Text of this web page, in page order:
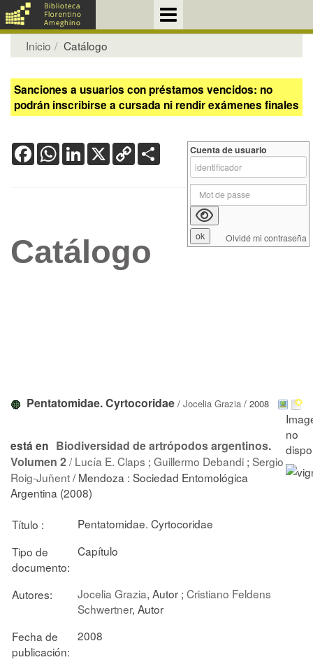
Inicio Catálogo
Sanciones a usuarios con préstamos vencidos: no
podrán inscribirse a cursada ni rendir exámenes finales
FacebookWhatsApp
LinkedIn
X Copy
Link
Catálogo
Pentatomidae. Cyrtocoridae / Jocelia Grazia / 2008
está en Biodiversidad de artrópodos argentinos.
Volumen 2/Lucía E. Claps ; Guillermo Debandi ; Sergio
Roig-Juñent/ Mendoza : Sociedad Entomológica
Argentina (2008)
Título :
Pentatomidae. Cyrtocoridae
Tipo de
documento:
Capítulo
Autores: Jocelia Grazia, Autor ; Cristiano Feldens
Schwertner, Autor
Fecha de
publicación:
2008
Cuenta de usuario
Olvidé mi contraseña